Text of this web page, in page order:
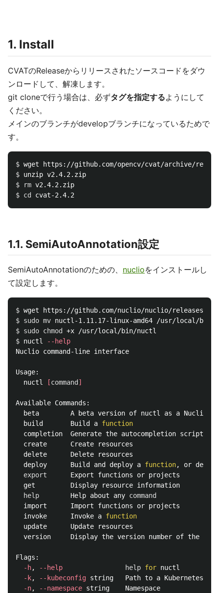
1. Install
CVATのReleaseからリリースされたソースコードをダウ
ンロードして、解凍します。
git cloneで行う場合は、必ずタグを指定するようにして
ください。
メインのブランチがdevelopブランチになっているためで
す。
$
$
$
rm
$ cd
1.1. SemiAutoAnnotation設定
SemiAutoAnnotationのための、 nuclioをインストールし
て設定します。
$
$ sudo mv
$ sudo chmod
$ nuctl
--help
Nuclio command-line interface
Usage:
  nuctl
[command ]
Available Commands:
beta        A beta version of nuctl as a Nuclio
  build       Build a
function
completion  Generate the autocompletion script
  create      Create resources
  delete      Delete resources
  deploy      Build and deploy a
function, or
export Export functions or projects
  get         Display resource information
help Help about any command
import      Import functions or projects
  invoke      Invoke a
function
update      Update resources
version     Display the version number of the
Flags:
-h, --help help for nuctl
-k, --kubeconfig string   Path to a Kubernetes
-n, --namespace string    Namespace